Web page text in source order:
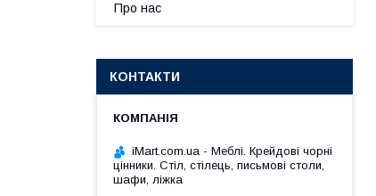
Про нас
КОНТАКТИ
iMart.com.ua - Меблі. Крейдові чорні
цінники. Стіл, стілець, письмові столи,
шафи, ліжка